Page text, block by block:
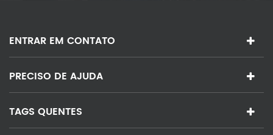
ENTRAR EM CONTATO
PRECISO DE AJUDA
TAGS QUENTES